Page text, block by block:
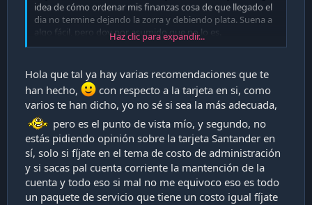
idea de cómo ordenar mis finanzas cosa de que llegado el
dia no termine dejando la zorra y debiendo plata. Suena a
algo fácil, pero doy por asumido que no lo es.
por la que quiero usar tarjeta de crédito para todo es para
cumular millas, nada más (Ni siquiera el cupo me importa
por ahora).
Haz clic para expandir...
Hola que tal ya hay varias recomendaciones que te
han hecho,
con respecto a la tarjeta en si, como
varios te han dicho, yo no sé si sea la más adecuada,
pero es el punto de vista mío, y segundo, no
estás pidiendo opinión sobre la tarjeta Santander en
sí, solo si fíjate en el tema de costo de administración
y si sacas pal cuenta corriente la mantención de la
cuenta y todo eso si mal no me equivoco eso es todo
un paquete de servicio que tiene un costo igual fíjate